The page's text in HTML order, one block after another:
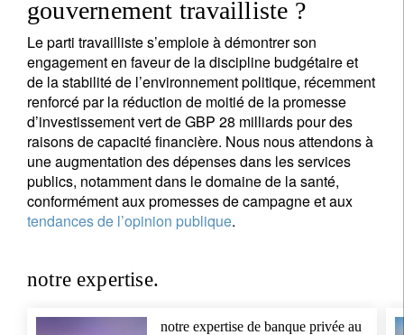
gouvernement travailliste ?
Le parti travailliste s’emploie à démontrer son
engagement en faveur de la discipline budgétaire et
de la stabilité de l’environnement politique, récemment
renforcé par la réduction de moitié de la promesse
d’investissement vert de GBP 28 milliards pour des
raisons de capacité financière. Nous nous attendons à
une augmentation des dépenses dans les services
publics, notamment dans le domaine de la santé,
conformément aux promesses de campagne et aux
tendances de l’opinion publique.
notre expertise.
notre expertise de banque privée au